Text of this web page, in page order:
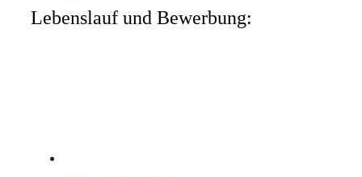
Lebenslauf und Bewerbung: